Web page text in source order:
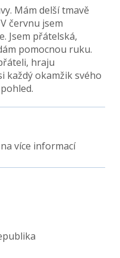
Mám delší tmavě
červnu jsem
Jsem přátelská,
pomocnou ruku.
hraju
každý okamžik svého
na více informací